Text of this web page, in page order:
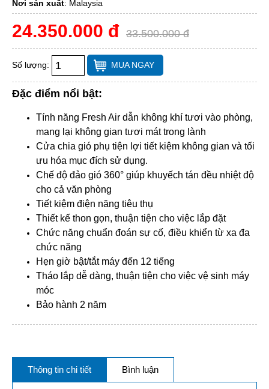
Nơi sản xuất: Malaysia
24.350.000 đ 33.500.000 đ
Số lượng: MUA NGAY
Đặc điểm nổi bật:
Tính năng Fresh Air dẫn không khí tươi vào phòng,
mang lại không gian tươi mát trong lành
Cửa chia gió phụ tiện lợi tiết kiệm không gian và tối
ưu hóa mục đích sử dụng.
Chế độ đảo gió 360° giúp khuyếch tán đều nhiệt độ
cho cả văn phòng
Tiết kiệm điện năng tiêu thụ
Thiết kế thon gọn, thuận tiện cho việc lắp đặt
Chức năng chuẩn đoán sự cố, điều khiển từ xa đa
chức năng
Hẹn giờ bật/tắt máy đến 12 tiếng
Tháo lắp dễ dàng, thuận tiện cho việc vệ sinh máy
móc
Bảo hành 2 năm
Thông tin chi tiết Bình luận